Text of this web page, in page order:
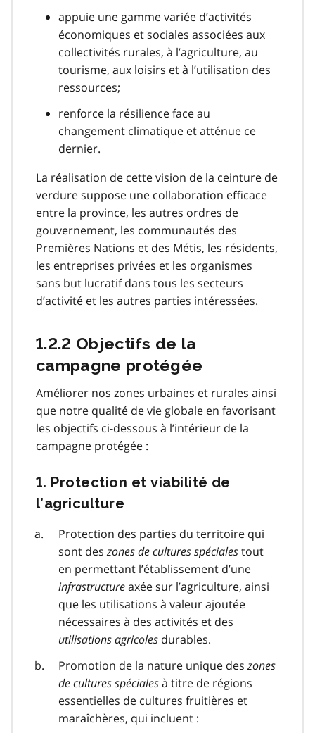
appuie une gamme variée d’activités
économiques et sociales associées aux
collectivités rurales, à l’agriculture, au
tourisme, aux loisirs et à l’utilisation des
ressources;
renforce la résilience face au
changement climatique et atténue ce
dernier.
La réalisation de cette vision de la ceinture de
verdure suppose une collaboration efficace
entre la province, les autres ordres de
gouvernement, les communautés des
Premières Nations et des Métis, les résidents,
les entreprises privées et les organismes
sans but lucratif dans tous les secteurs
d’activité et les autres parties intéressées.
1.2.2 Objectifs de la
campagne protégée
Améliorer nos zones urbaines et rurales ainsi
que notre qualité de vie globale en favorisant
les objectifs ci-dessous à l’intérieur de la
campagne protégée :
1. Protection et viabilité de
l’agriculture
Protection des parties du territoire qui
sont deszones de cultures spécialestout
en permettant l’établissement d’une
infrastructureaxée sur l’agriculture, ainsi
que les utilisations à valeur ajoutée
nécessaires à des activités et des
utilisations agricoles durables.
Promotion de la nature unique deszones
de cultures spécialesà titre de régions
essentielles de cultures fruitières et
maraîchères, qui incluent :